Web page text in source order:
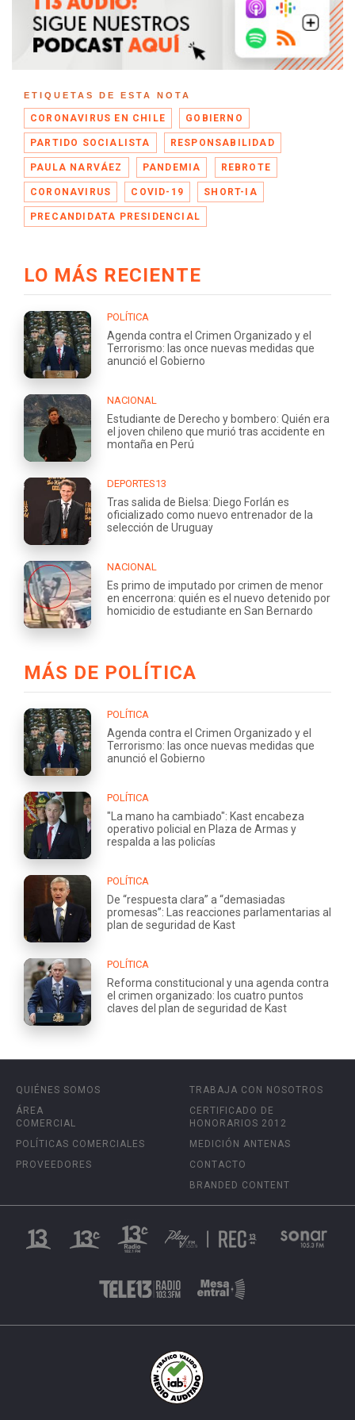
ETIQUETAS DE ESTA NOTA
CORONAVIRUS EN CHILE GOBIERNO
PARTIDO SOCIALISTA RESPONSABILIDAD
PAULA NARVÁEZ PANDEMIA REBROTE
CORONAVIRUS COVID-19 SHORT-IA
PRECANDIDATA PRESIDENCIAL
LO MÁS RECIENTE
POLÍTICA
Agenda contra el Crimen Organizado y el
Terrorismo: las once nuevas medidas que
anunció el Gobierno
NACIONAL
Estudiante de Derecho y bombero: Quién era
el joven chileno que murió tras accidente en
montaña en Perú
DEPORTES13
Tras salida de Bielsa: Diego Forlán es
oficializado como nuevo entrenador de la
selección de Uruguay
NACIONAL
Es primo de imputado por crimen de menor
en encerrona: quién es el nuevo detenido por
homicidio de estudiante en San Bernardo
MÁS DE POLÍTICA
POLÍTICA
Agenda contra el Crimen Organizado y el
Terrorismo: las once nuevas medidas que
anunció el Gobierno
POLÍTICA
"La mano ha cambiado": Kast encabeza
operativo policial en Plaza de Armas y
respalda a las policías
POLÍTICA
De “respuesta clara” a “demasiadas
promesas”: Las reacciones parlamentarias al
plan de seguridad de Kast
POLÍTICA
Reforma constitucional y una agenda contra
el crimen organizado: los cuatro puntos
claves del plan de seguridad de Kast
QUIÉNES SOMOS
ÁREA
COMERCIAL
POLÍTICAS COMERCIALES
PROVEEDORES
TRABAJA CON NOSOTROS
CERTIFICADO DE
HONORARIOS 2012
MEDICIÓN ANTENAS
CONTACTO
BRANDED CONTENT